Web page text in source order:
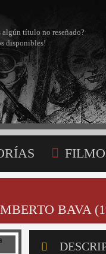
algún título no reseñado?
disponibles!
BAVA